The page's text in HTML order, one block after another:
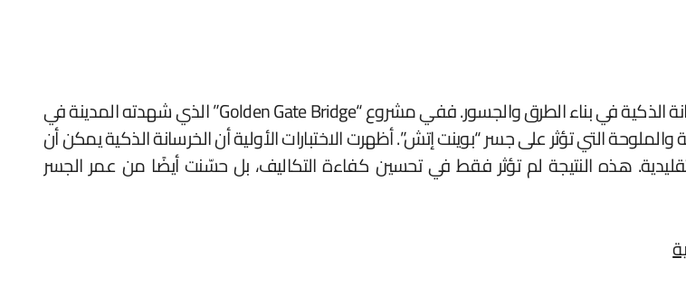
تعتبر مدينة كاليفورنيا الأمريكية من أوائل الأماكن التي بدأت تطبيق الخرسانة الذكية في بناء الطرق والجسور. ففي مشروع “Golden Gate Bridge” الذي شهدته المدينة في
والملوحة التي تؤثر على جسر “بوينت إتش”. أظهرت الاختبارات الأولية أن الخرسانة الذكية يمكن أن
تصل إلى 35% مقارنة بالخرسانة التقليدية. هذه النتيجة لم تؤثر فقط في تحسين كفاءة التكاليف، بل حسّنت أيضًا من عمر الجسر